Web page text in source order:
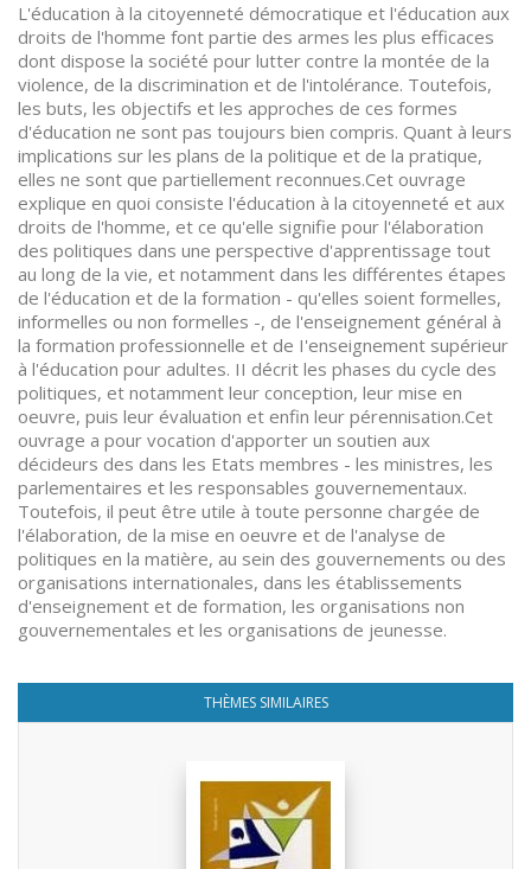
L'éducation à la citoyenneté démocratique et l'éducation aux
droits de l'homme font partie des armes les plus efficaces
dont dispose la société pour lutter contre la montée de la
violence, de la discrimination et de l'intolérance. Toutefois,
les buts, les objectifs et les approches de ces formes
d'éducation ne sont pas toujours bien compris. Quant à leurs
implications sur les plans de la politique et de la pratique,
elles ne sont que partiellement reconnues.Cet ouvrage
explique en quoi consiste l'éducation à la citoyenneté et aux
droits de l'homme, et ce qu'elle signifie pour l'élaboration
des politiques dans une perspective d'apprentissage tout
au long de la vie, et notamment dans les différentes étapes
de l'éducation et de la formation - qu'elles soient formelles,
informelles ou non formelles -, de l'enseignement général à
la formation professionnelle et de I'enseignement supérieur
à l'éducation pour adultes. II décrit les phases du cycle des
politiques, et notamment leur conception, leur mise en
oeuvre, puis leur évaluation et enfin leur pérennisation.Cet
ouvrage a pour vocation d'apporter un soutien aux
décideurs des dans les Etats membres - les ministres, les
parlementaires et les responsables gouvernementaux.
Toutefois, il peut être utile à toute personne chargée de
l'élaboration, de la mise en oeuvre et de l'analyse de
politiques en la matière, au sein des gouvernements ou des
organisations internationales, dans les établissements
d'enseignement et de formation, les organisations non
gouvernementales et les organisations de jeunesse.
THÈMES SIMILAIRES